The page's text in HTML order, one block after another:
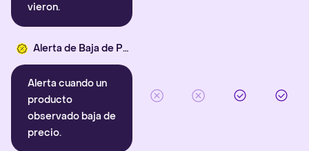
vieron.
Alerta de Baja de Precio
Alerta cuando un
producto
observado baja de
precio.